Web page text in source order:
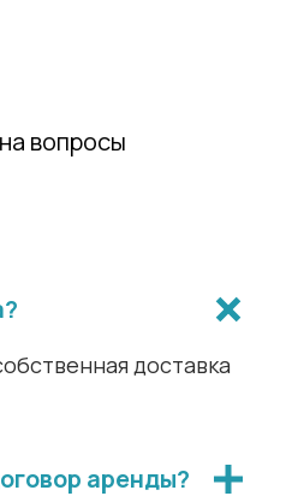
на вопросы
доставка
аренды?